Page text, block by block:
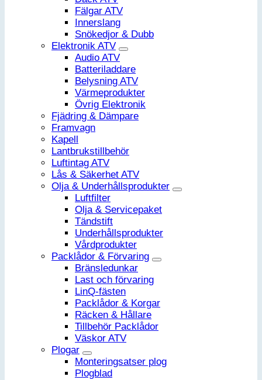
Fälgar ATV
Innerslang
Snökedjor & Dubb
Elektronik ATV
Audio ATV
Batteriladdare
Belysning ATV
Värmeprodukter
Övrig Elektronik
Fjädring & Dämpare
Framvagn
Kapell
Lantbrukstillbehör
Luftintag ATV
Lås & Säkerhet ATV
Olja & Underhållsprodukter
Luftfilter
Olja & Servicepaket
Tändstift
Underhållsprodukter
Vårdprodukter
Packlådor & Förvaring
Bränsledunkar
Last och förvaring
LinQ-fästen
Packlådor & Korgar
Räcken & Hållare
Tillbehör Packlådor
Väskor ATV
Plogar
Monteringsatser plog
Plogblad